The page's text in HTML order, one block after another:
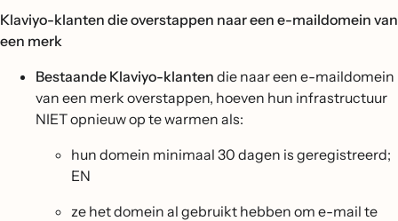
Klaviyo-klanten die overstappen naar een e-maildomein van
een merk
Bestaande Klaviyo-klanten die naar een e-maildomein
van een merk overstappen, hoeven hun infrastructuur
NIET opnieuw op te warmen als:
hun domein minimaal 30 dagen is geregistreerd;
EN
ze het domein al gebruikt hebben om e-mail te